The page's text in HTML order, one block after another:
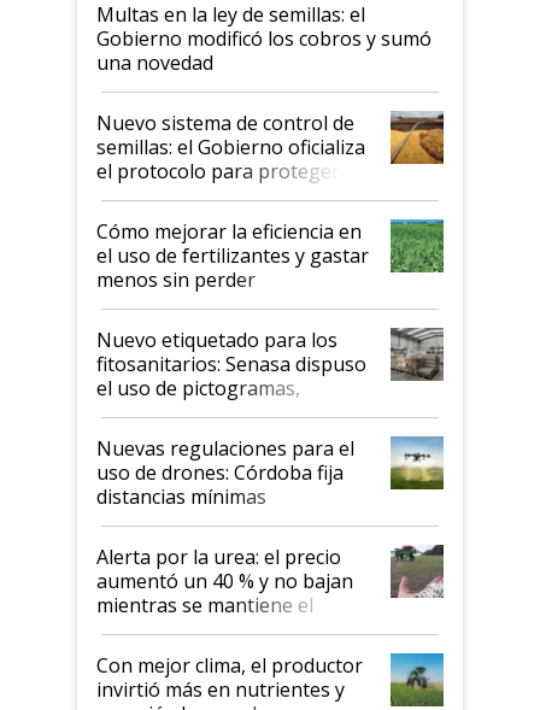
Multas en la ley de semillas: el
Gobierno modificó los cobros y sumó
una novedad
Nuevo sistema de control de
semillas: el Gobierno oficializa
el protocolo para proteger la
propiedad intelectual
Cómo mejorar la eficiencia en
el uso de fertilizantes y gastar
menos sin perder
productividad en la campaña
fina
Nuevo etiquetado para los
fitosanitarios: Senasa dispuso
el uso de pictogramas,
palabras de advertencia e
indicaciones
Nuevas regulaciones para el
uso de drones: Córdoba fija
distancias mínimas
Alerta por la urea: el precio
aumentó un 40 % y no bajan
mientras se mantiene el
conflicto en Medio Oriente
Con mejor clima, el productor
invirtió más en nutrientes y